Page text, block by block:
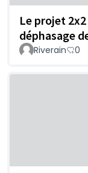
Le projet
déphasage
Riverain 0